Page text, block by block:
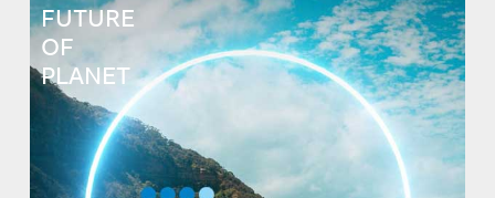
FUTURE
OF
PLANET